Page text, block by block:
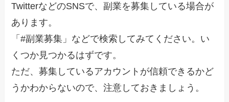
TwitterなどのSNSで、副業を募集している場合が
あります。
「#副業募集」などで検索してみてください。い
くつか見つかるはずです。
ただ、募集しているアカウントが信頼できるかど
うかわからないので、注意しておきましょう。